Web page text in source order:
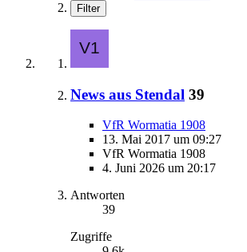
Filter
News aus Stendal 39
VfR Wormatia 1908
13. Mai 2017 um 09:27
VfR Wormatia 1908
4. Juni 2026 um 20:17
Antworten
39
Zugriffe